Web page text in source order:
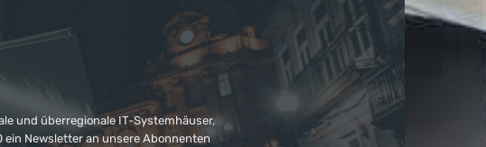
und überregionale IT-Systemhäuser,
Newsletter an unsere Abonnenten